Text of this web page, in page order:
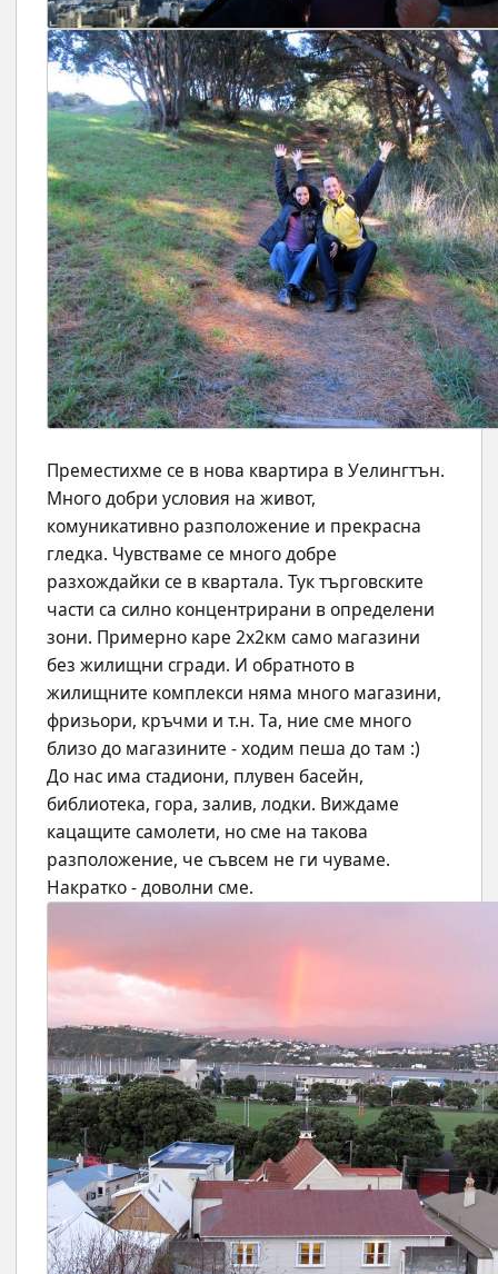
Преместихме се в нова квартира в Уелингтън.
Много добри условия на живот,
комуникативно разположение и прекрасна
гледка. Чувстваме се много добре
разхождайки се в квартала. Тук търговските
части са силно концентрирани в определени
зони. Примерно каре 2х2км само магазини
без жилищни сгради. И обратното в
жилищните комплекси няма много магазини,
фризьори, кръчми и т.н. Та, ние сме много
близо до магазините - ходим пеша до там :)
До нас има стадиони, плувен басейн,
библиотека, гора, залив, лодки. Виждаме
кацащите самолети, но сме на такова
разположение, че съвсем не ги чуваме.
Накратко - доволни сме.